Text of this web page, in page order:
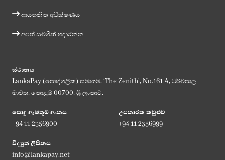
ආයතනික අධීක්ෂණය
අපත් සමගින් හදාරන්න
ස්ථානය
LankaPay (පෞද්ගලික) සමාගම, ‘The Zenith', No.161 A, ධර්මපාල
මාවත, කොළඹ 00700, ශ්‍රී ලංකාව.
පොදු ඇමතුම් අංකය
+94 11 2356900
උපකාරක කවුළුව
+94 11 2356999
විද්‍යුත් ලිපිනය
info@lankapay.net